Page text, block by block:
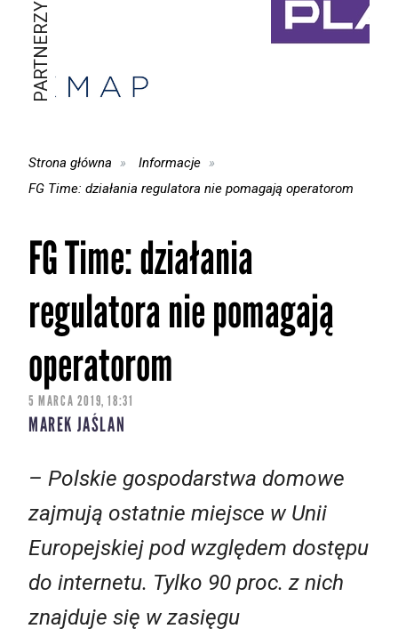
PARTNERZY
Strona główna
Informacje
FG Time: działania regulatora nie pomagają operatorom
FG Time: działania
regulatora nie pomagają
operatorom
5 MARCA 2019, 18:31
MAREK JAŚLAN
– Polskie gospodarstwa domowe
zajmują ostatnie miejsce w Unii
Europejskiej pod względem dostępu
do internetu. Tylko 90 proc. z nich
znajduje się w zasięgu